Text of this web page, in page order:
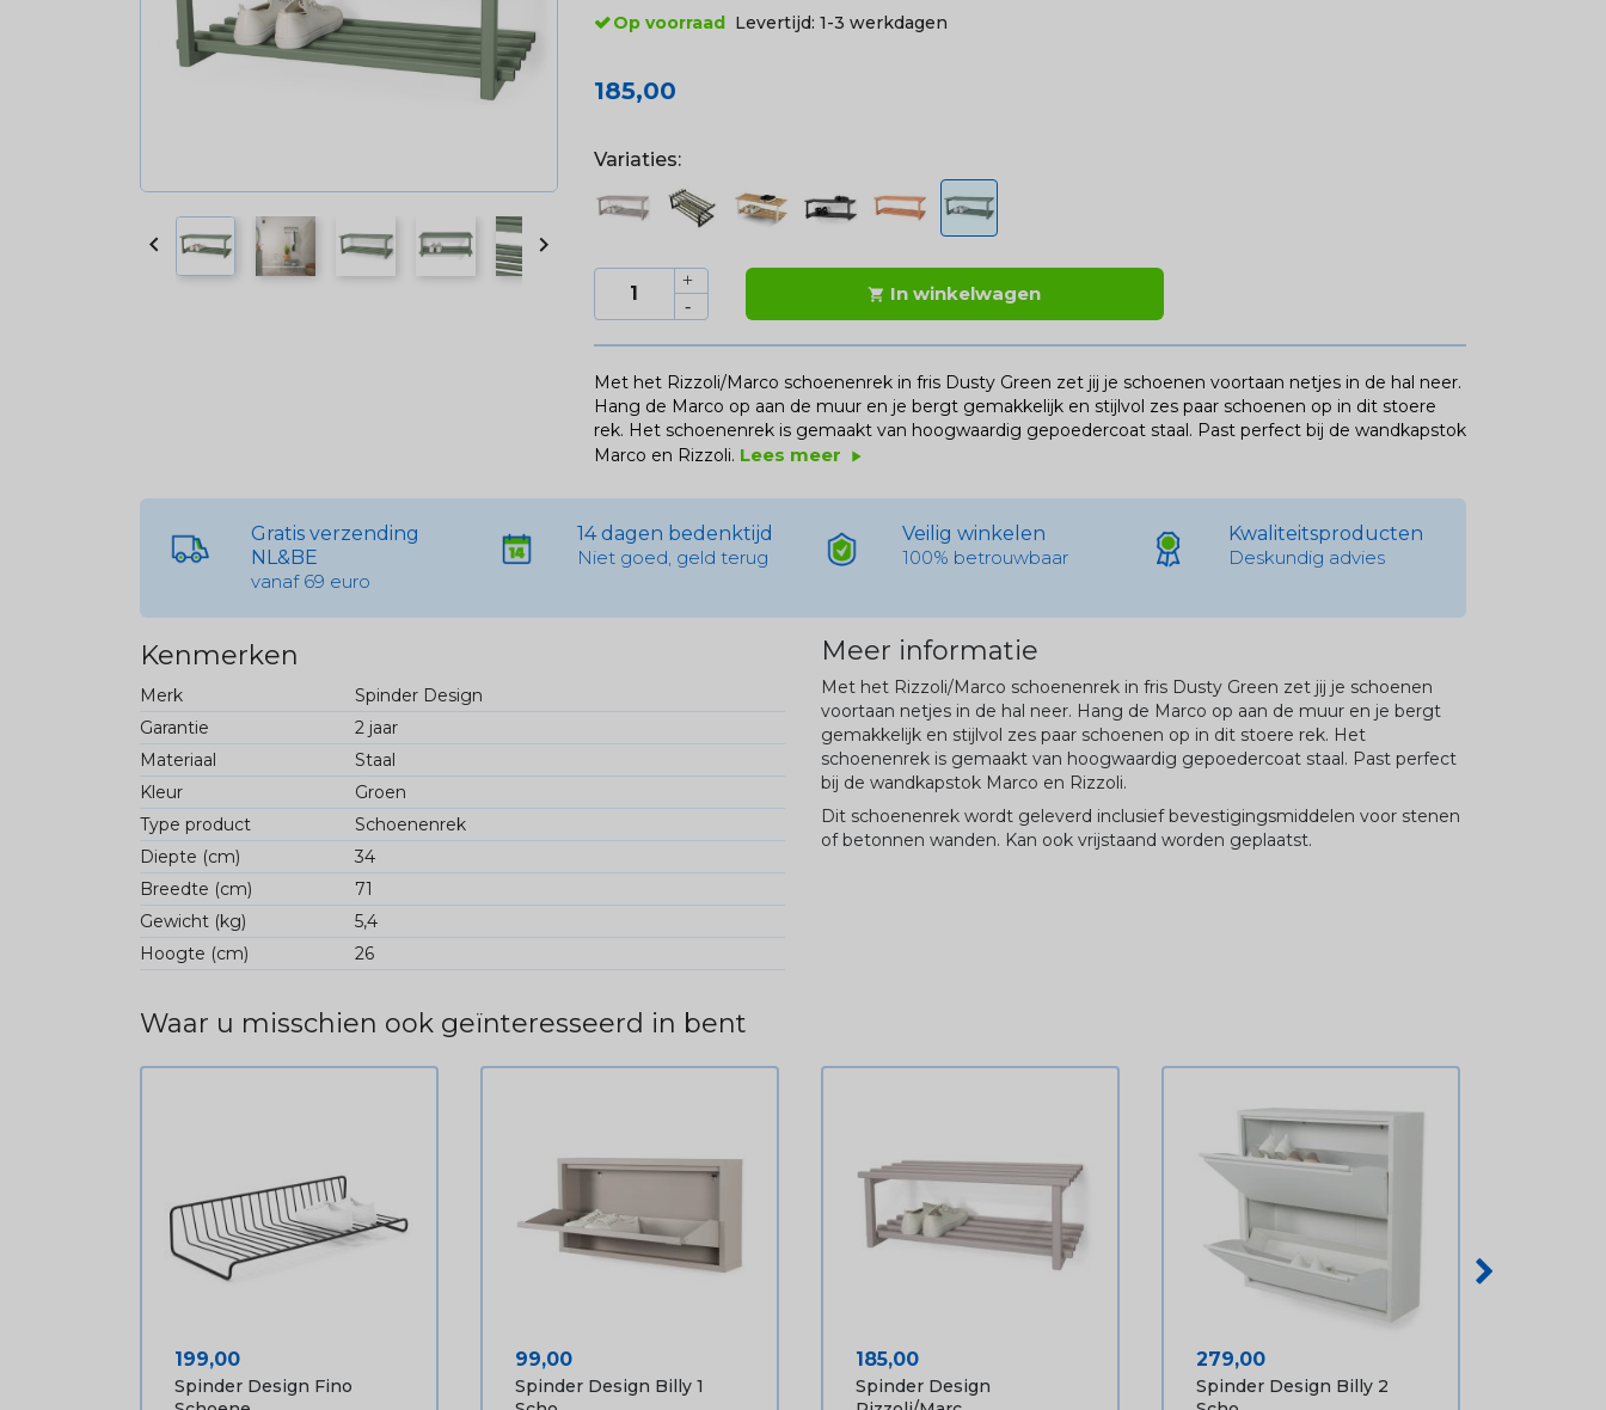
 
Op voorraad Levertijd: 1-3 werkdagen
185,00
Variaties:
 In winkelwagen
Met het Rizzoli/Marco schoenenrek in fris Dusty Green zet jij je schoenen voortaan netjes in de hal neer.
Hang de Marco op aan de muur en je bergt gemakkelijk en stijlvol zes paar schoenen op in dit stoere
rek. Het schoenenrek is gemaakt van hoogwaardig gepoedercoat staal. Past perfect bij de wandkapstok
Marco en Rizzoli. Lees meer play_arrow
Gratis verzending
NL&BE
vanaf 69 euro
14 dagen bedenktijd
Niet goed, geld terug
Veilig winkelen
100% betrouwbaar
Kwaliteitsproducten
Deskundig advies
Kenmerken
Merk
Spinder Design
Garantie
2 jaar
Materiaal
Staal
Kleur
Groen
Type product
Schoenenrek
Diepte (cm)
34
Breedte (cm)
71
Gewicht (kg)
5,4
Hoogte (cm)
26
Meer informatie
Met het Rizzoli/Marco schoenenrek in fris Dusty Green zet jij je schoenen
voortaan netjes in de hal neer. Hang de Marco op aan de muur en je bergt
gemakkelijk en stijlvol zes paar schoenen op in dit stoere rek. Het
schoenenrek is gemaakt van hoogwaardig gepoedercoat staal. Past perfect
bij de wandkapstok Marco en Rizzoli.
Dit schoenenrek wordt geleverd inclusief bevestigingsmiddelen voor stenen
of betonnen wanden. Kan ook vrijstaand worden geplaatst.
Waar u misschien ook geïnteresseerd in bent
Prijs
199,00
Spinder Design Fino
Prijs
99,00
Spinder Design Billy 1
Prijs
185,00
Spinder Design
Prijs
279,00
Spinder Design Billy 2